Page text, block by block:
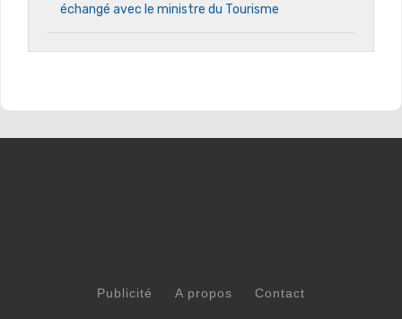
échangé avec le ministre du Tourisme
Publicité A propos Contact